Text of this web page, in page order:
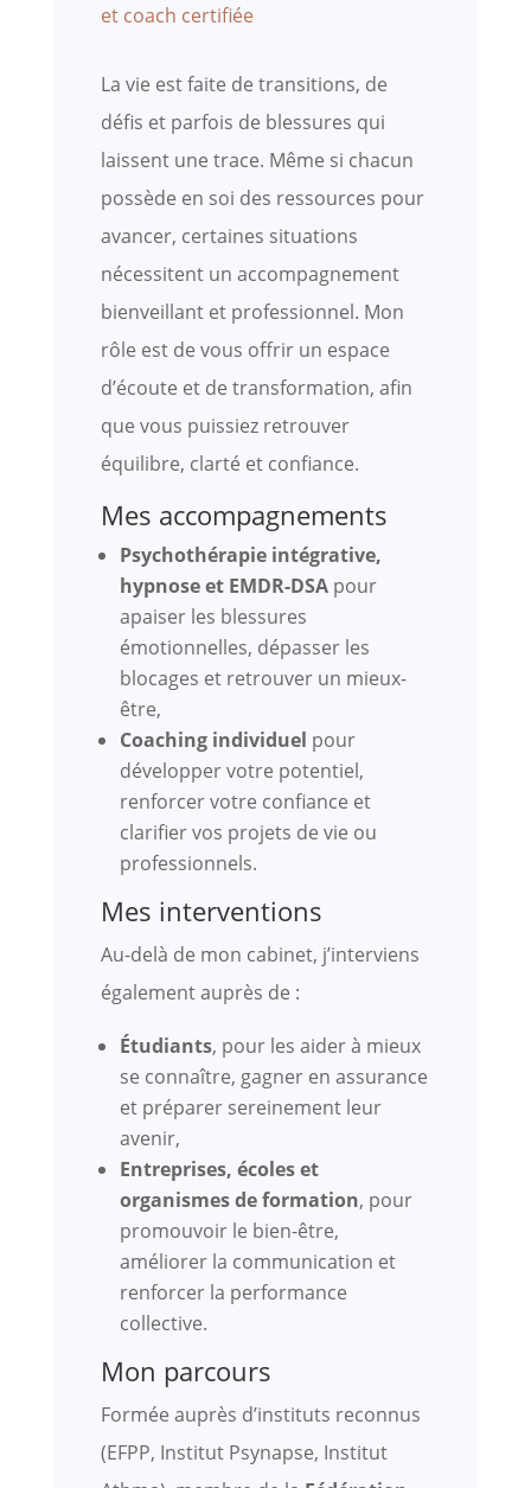
et coach certifiée
La vie est faite de transitions, de
défis et parfois de blessures qui
laissent une trace. Même si chacun
possède en soi des ressources pour
avancer, certaines situations
nécessitent un accompagnement
bienveillant et professionnel. Mon
rôle est de vous offrir un espace
d’écoute et de transformation, afin
que vous puissiez retrouver
équilibre, clarté et confiance.
Mes accompagnements
Psychothérapie intégrative,
hypnose et EMDR-DSApour
apaiser les blessures
émotionnelles, dépasser les
blocages et retrouver un mieux-
être,
Coaching individuel pour
développer votre potentiel,
renforcer votre confiance et
clarifier vos projets de vie ou
professionnels.
Mes interventions
Au-delà de mon cabinet, j’interviens
également auprès de :
Étudiants, pour les aider à mieux
se connaître, gagner en assurance
et préparer sereinement leur
avenir,
Entreprises, écoles et
organismes de formation, pour
promouvoir le bien-être,
améliorer la communication et
renforcer la performance
collective.
Mon parcours
Formée auprès d’instituts reconnus
(EFPP, Institut Psynapse, Institut